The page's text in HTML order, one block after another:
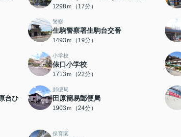
1298ｍ（17分）
警察
生駒警察署生駒台交番
1493ｍ（19分）
小学校
俵口小学校
1713ｍ（22分）
台ひ
郵便局
田原簡易郵便局
1903ｍ（24分）
保育園